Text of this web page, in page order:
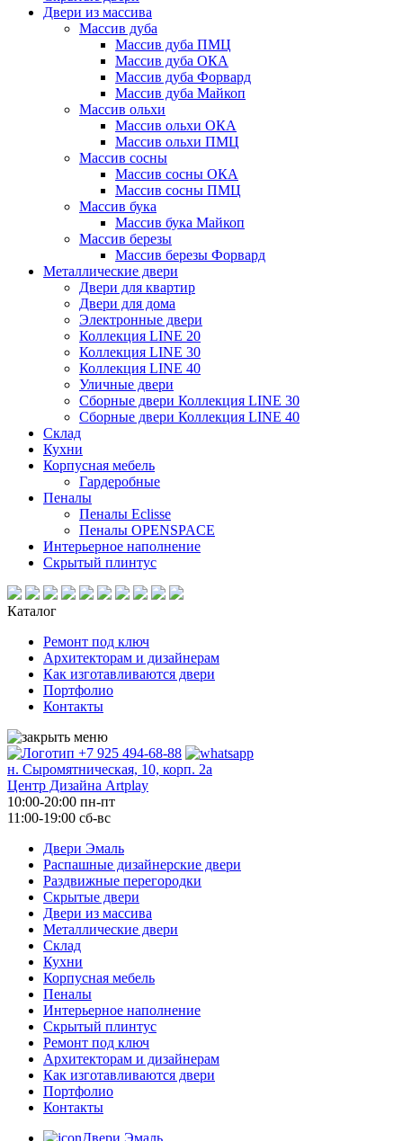
Двери из массива
Массив дуба
Массив дуба ПМЦ
Массив дуба ОКА
Массив дуба Форвард
Массив дуба Майкоп
Массив ольхи
Массив ольхи ОКА
Массив ольхи ПМЦ
Массив сосны
Массив сосны ОКА
Массив сосны ПМЦ
Массив бука
Массив бука Майкоп
Массив березы
Массив березы Форвард
Металлические двери
Двери для квартир
Двери для дома
Электронные двери
Коллекция LINE 20
Коллекция LINE 30
Коллекция LINE 40
Уличные двери
Сборные двери Коллекция LINE 30
Сборные двери Коллекция LINE 40
Склад
Кухни
Корпусная мебель
Гардеробные
Пеналы
Пеналы Eclisse
Пеналы OPENSPACE
Интерьерное наполнение
Скрытый плинтус
Каталог
Ремонт под ключ
Архитекторам и дизайнерам
Как изготавливаются двери
Портфолио
Контакты
+7 925 494-68-88
н. Сыромятническая, 10, корп. 2а
Центр Дизайна Artplay
10:00-20:00 пн-пт
11:00-19:00 сб-вс
Двери Эмаль
Распашные дизайнерские двери
Раздвижные перегородки
Скрытые двери
Двери из массива
Металлические двери
Склад
Кухни
Корпусная мебель
Пеналы
Интерьерное наполнение
Скрытый плинтус
Ремонт под ключ
Архитекторам и дизайнерам
Как изготавливаются двери
Портфолио
Контакты
Двери Эмаль